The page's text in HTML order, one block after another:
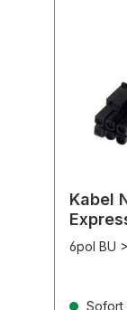
Kabel
6pol BU
Sofort